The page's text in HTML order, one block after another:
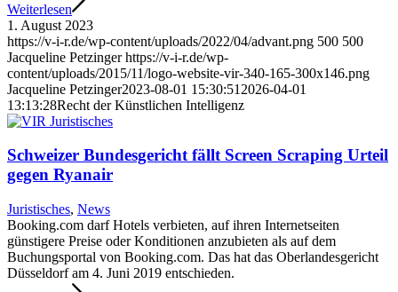
Weiterlesen
1. August 2023
https://v-i-r.de/wp-content/uploads/2022/04/advant.png 500 500
Jacqueline Petzinger https://v-i-r.de/wp-
content/uploads/2015/11/logo-website-vir-340-165-300x146.png
Jacqueline Petzinger2023-08-01 15:30:51 2026-04-01
13:13:28Recht der Künstlichen Intelligenz
Schweizer Bundesgericht fällt Screen Scraping Urteil
gegen Ryanair
Juristisches, News
Booking.com darf Hotels verbieten, auf ihren Internetseiten
günstigere Preise oder Konditionen anzubieten als auf dem
Buchungsportal von Booking.com. Das hat das Oberlandesgericht
Düsseldorf am 4. Juni 2019 entschieden.